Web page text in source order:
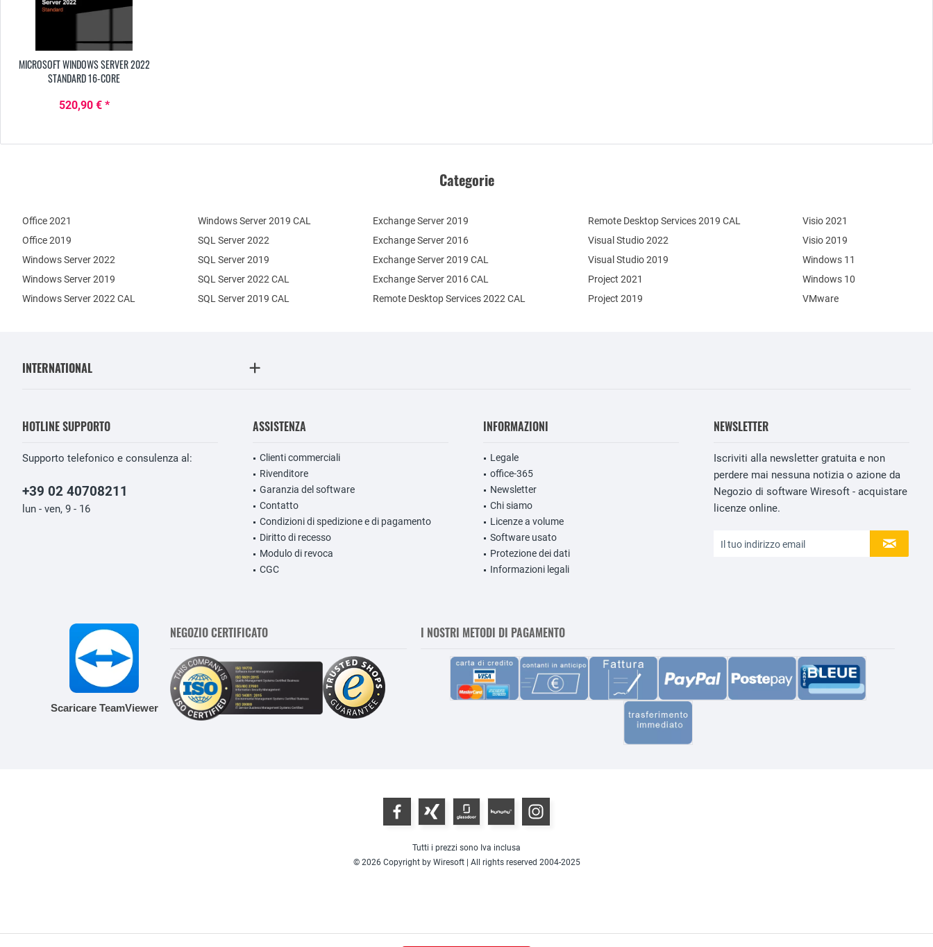
MICROSOFT WINDOWS SERVER 2022
STANDARD 16-CORE
520,90 € *
Categorie
Office 2021
Office 2019
Windows Server 2022
Windows Server 2019
Exchange Server 2019
Exchange Server 2016
SQL Server 2022
SQL Server 2019
Windows Server 2022 CAL
Windows Server 2019 CAL
SQL Server 2022 CAL
SQL Server 2019 CAL
Remote Desktop Services 2022 CAL
Remote Desktop Services 2019 CAL
Exchange Server 2019 CAL
Exchange Server 2016 CAL
Visual Studio 2022
Visual Studio 2019
Project 2021
Project 2019
Visio 2021
Visio 2019
Windows 11
Windows 10
VMware
INTERNATIONAL
HOTLINE SUPPORTO
Supporto telefonico e consulenza al:
+39 02 40708211
lun - ven, 9 - 16
ASSISTENZA
Clienti commerciali
Rivenditore
Garanzia del software
Contatto
Condizioni di spedizione e di pagamento
Diritto di recesso
Modulo di revoca
CGC
INFORMAZIONI
Legale
office-365
Newsletter
Chi siamo
Licenze a volume
Software usato
Protezione dei dati
Informazioni legali
NEWSLETTER
Iscriviti alla newsletter gratuita e non
perdere mai nessuna notizia o azione da
Negozio di software Wiresoft - acquistare
licenze online.
Scaricare TeamViewer
NEGOZIO CERTIFICATO I NOSTRI METODI DI PAGAMENTO
Tutti i prezzi sono Iva inclusa
© 2026 Copyright by Wiresoft | All rights reserved 2004-2025